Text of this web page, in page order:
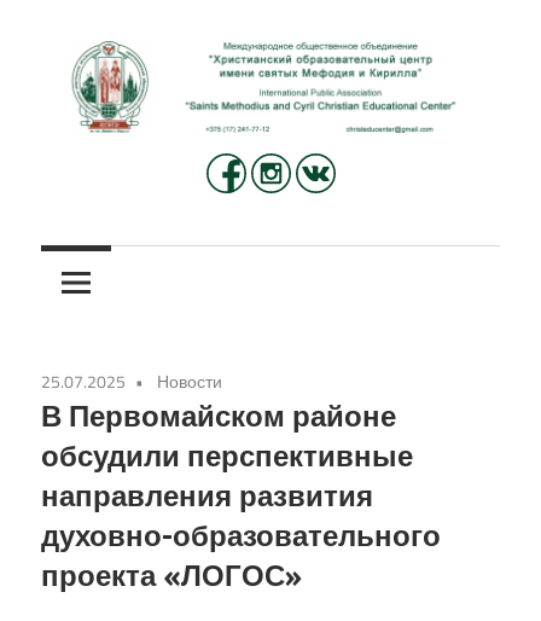
содержимому
Христианский
центр
святых
Мефодия
и
Кирилла
Международное
«Христианский
образовательный
святых
Мефодия
и
Кирилла»
25.07.2025 Новости
В Первомайском районе
обсудили перспективные
направления развития
духовно-образовательного
проекта «ЛОГОС»